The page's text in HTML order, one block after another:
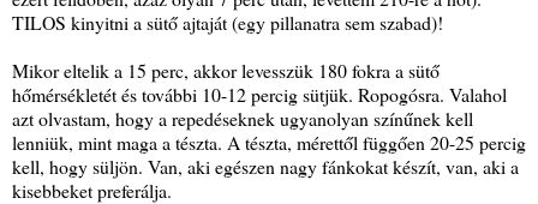
TILOS kinyitni a sütő ajtaját (egy pillanatra sem szabad)!
Mikor eltelik a 15 perc, akkor levesszük 180 fokra a sütő
hőmérsékletét és további 10-12 percig sütjük. Ropogósra. Valahol
azt olvastam, hogy a repedéseknek ugyanolyan színűnek kell
lenniük, mint maga a tészta. A tészta, mérettől függően 20-25 percig
kell, hogy süljön. Van, aki egészen nagy fánkokat készít, van, aki a
kisebbeket preferálja.